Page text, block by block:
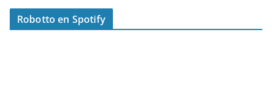
Robotto en Spotify